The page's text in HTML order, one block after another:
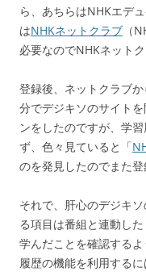
ら、あちらはNHKエデ
はNHKネットクラブ （
必要なのでNHKネット
登録後、ネットクラブ
分でデジキソのサイト
ンをしたのですが、学
ず、色々見ていると「
のを発見したのでまた登
それで、肝心のデジキ
る項目は番組と連動し
学んだことを確認する
履歴の機能を利用する